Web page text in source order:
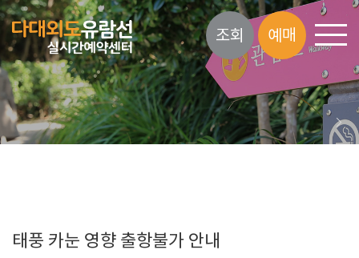
조회 예매
태풍 카눈 영향 출항불가 안내